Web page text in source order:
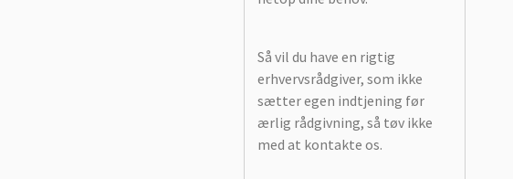
Så vil du have en rigtig
erhvervsrådgiver, som ikke
sætter egen indtjening før
ærlig rådgivning, så tøv ikke
med at kontakte os.